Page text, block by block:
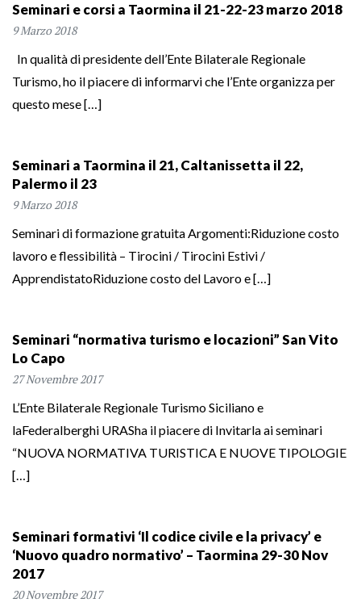
Seminari e corsi a Taormina il 21-22-23 marzo 2018
9 Marzo 2018
In qualità di presidente dell’Ente Bilaterale Regionale
Turismo, ho il piacere di informarvi che l’Ente organizza per
questo mese […]
Seminari a Taormina il 21, Caltanissetta il 22,
Palermo il 23
9 Marzo 2018
Seminari di formazione gratuita Argomenti:Riduzione costo
lavoro e flessibilità – Tirocini / Tirocini Estivi /
ApprendistatoRiduzione costo del Lavoro e […]
Seminari “normativa turismo e locazioni” San Vito
Lo Capo
27 Novembre 2017
L’Ente Bilaterale Regionale Turismo Siciliano e
laFederalberghi URASha il piacere di Invitarla ai seminari
“NUOVA NORMATIVA TURISTICA E NUOVE TIPOLOGIE
[…]
Seminari formativi ‘Il codice civile e la privacy’ e
‘Nuovo quadro normativo’ – Taormina 29-30 Nov
2017
20 Novembre 2017